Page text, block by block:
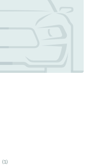
(1)